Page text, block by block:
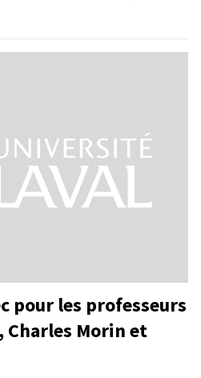
pour les professeurs
Charles Morin et